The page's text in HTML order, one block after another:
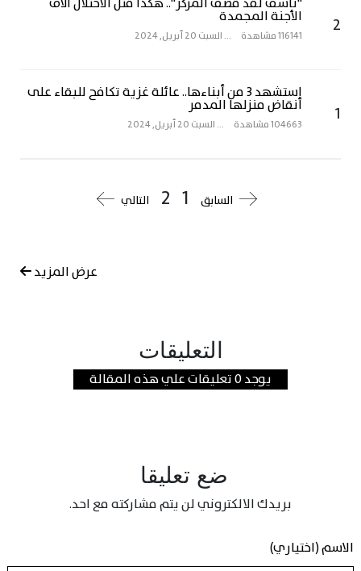
2 الأجنة المجمدة
116141 مشاهدة ...السبت 20 أبريل, 2024
1
استشهد 3 من أبناءها.. عائلة غزية تكافح للبقاء على
أنقاض منزلها المدمر
104663 مشاهدة ...السبت 20 أبريل, 2024
السابق 1
2 التالي
عرض المزيد
التعليقات
يوجد 0 تعليقات علي هذه المقالة
ضع تعليقا
بريدك الالكتروني لن يتم مشاركته مع احد.
الاسم (اختياري)